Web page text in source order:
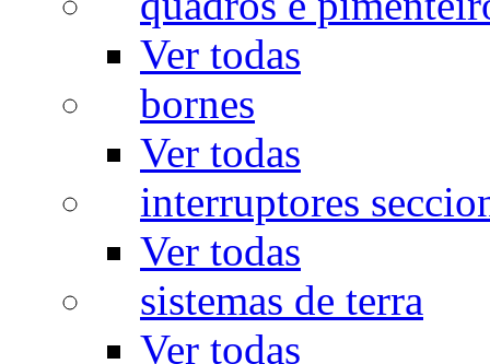
Ver todas
bornes
Ver todas
interruptores
Ver todas
sistemas de terra
Ver todas